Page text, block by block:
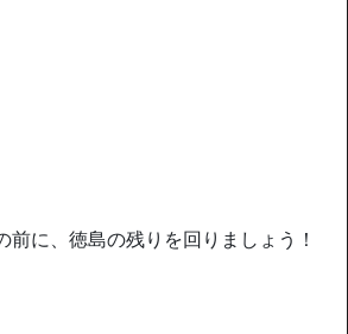
前に、徳島の残りを回りましょう！